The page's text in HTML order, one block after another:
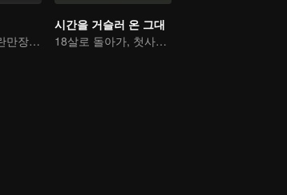
야오관위의 파란만장 연애사
시간을 거슬러 온 그대
18살로 돌아가, 첫사랑을 구한다